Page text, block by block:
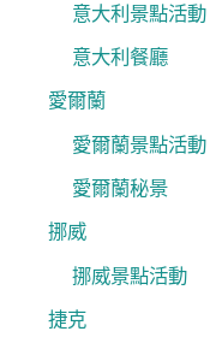
意大利景點活動
意大利餐廳
愛爾蘭
愛爾蘭景點活動
愛爾蘭秘景
挪威
挪威景點活動
捷克